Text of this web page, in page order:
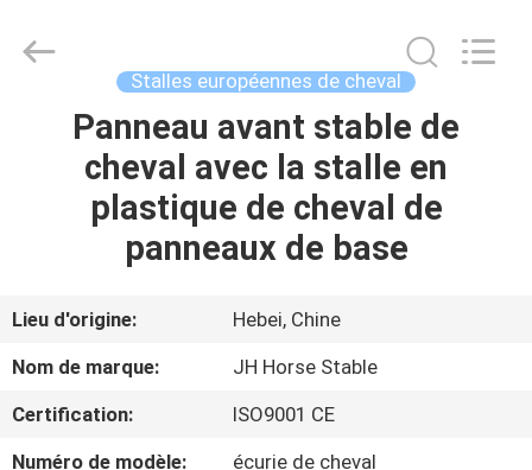
MAISON
PRODUITS
AU
SUJET
DE
metal
products
Stalles européennes de cheval
Panneau avant stable de
cheval avec la stalle en
plastique de cheval de
panneaux de base
Lieu d'origine:
Hebei, Chine
Nom de marque:
JH Horse Stable
Certification:
ISO9001 CE
Numéro de modèle:
écurie de cheval